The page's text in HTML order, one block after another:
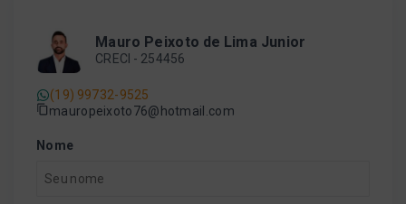
Mauro Peixoto de Lima Junior
CRECI - 254456
(19) 99732-9525
mauropeixoto76@hotmail.com
Nome